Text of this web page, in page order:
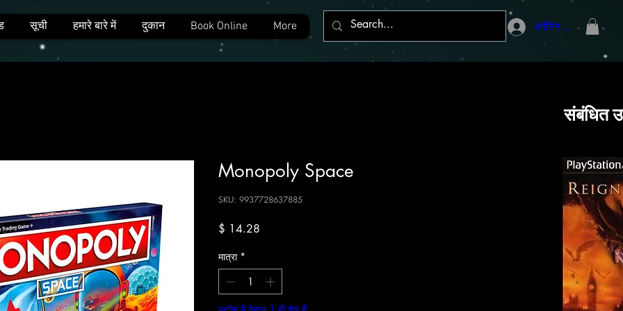
सूची हमारे बारे में दुकान Book Online More लॉगिन करें
Monopoly Space
SKU: 9937728637885
$ 14.28
मात्रा *
संबंधित